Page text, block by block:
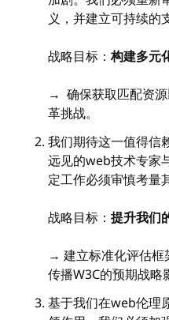
义，并建立可持续的
战略目标：构建多元
→ 确保获取匹配资
革挑战。
我们期待这一值得信
远见的web技术专家
定工作必须审慎考量
战略目标： 提升我们
→ 建立标准化评估框
传播W3C的预期战略
基于我们在web伦理